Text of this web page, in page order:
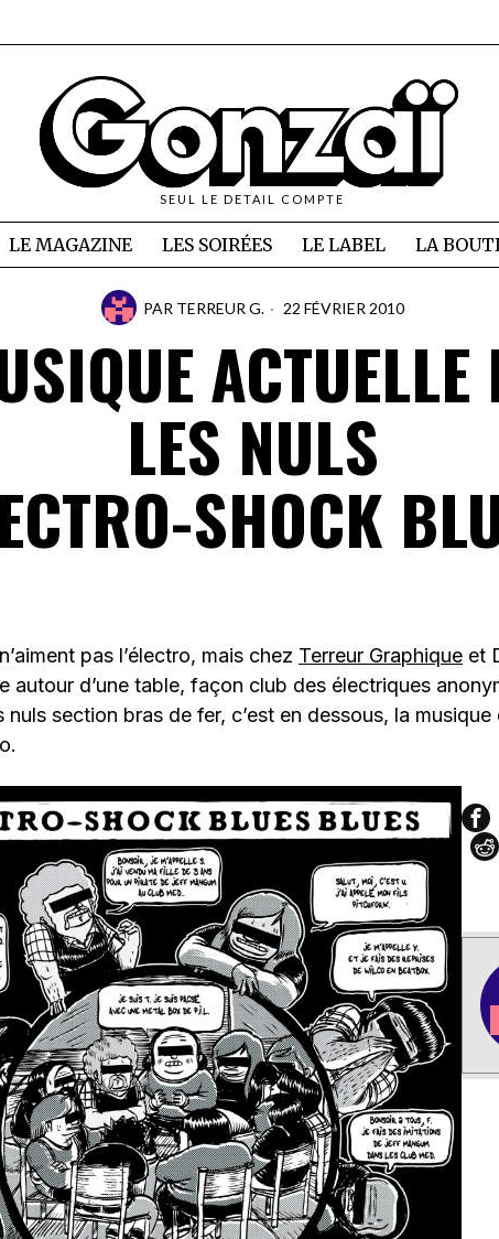
SEUL LE DETAIL COMPTE
LE MAGAZINE LES SOIRÉES LE LABEL LA
PAR TERREUR G. 22 FÉVRIER 2010
ACTUELLE
LES NULS
SHOCK
pas l’électro, mais chez Terreur Graphique et
autour d’une table, façon club des électriques
nuls section bras de fer, c’est en dessous, la